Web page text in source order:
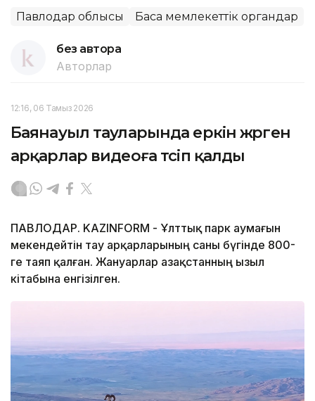
Павлодар облысы Басқа мемлекеттік органдар
без автора
Авторлар
12:16, 06 Тамыз 2026
Баянауыл тауларында еркін жүрген
арқарлар видеоға түсіп қалды
ПАВЛОДАР. KAZINFORM - Ұлттық парк аумағын
мекендейтін тау арқарларының саны бүгінде 800-
ге таяп қалған. Жануарлар Қазақстанның Қызыл
кітабына енгізілген.